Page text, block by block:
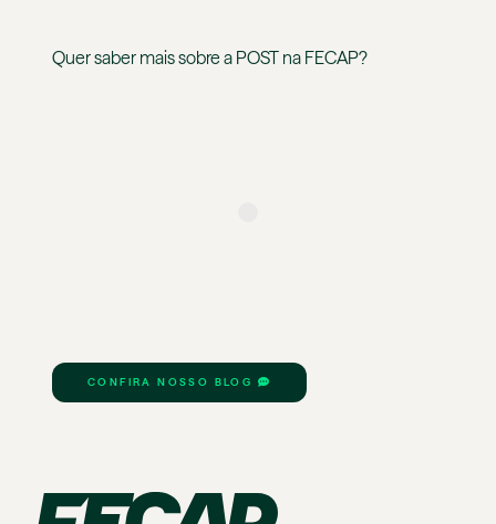
Quer saber mais sobre a POST na FECAP?
CONFIRA NOSSO BLOG